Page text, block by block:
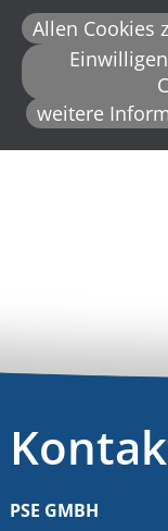
PSE GMBH
Allen Cookies
weitere